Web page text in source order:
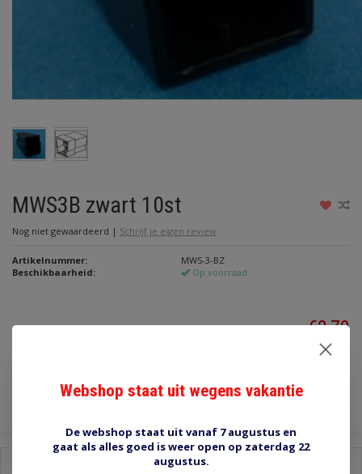
MWS3B zwart 10st
Nog niet gewaardeerd | Schrijf je eigen review
Artikelnummer:
MWS-3-BZ
Beschikbaarheid:
Op voorraad
€2,70
Incl. btw
Webshop staat uit wegens vakantie
De webshop staat uit vanaf 7 augustus en
gaat als alles goed is weer open op zaterdag 22
augustus.